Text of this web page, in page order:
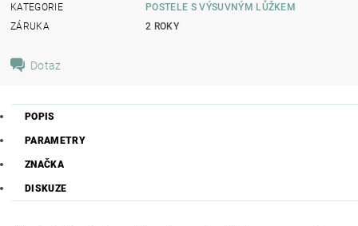
KATEGORIE
POSTELE S VÝSUVNÝM LŮŽKEM
ZÁRUKA
2 ROKY
Dotaz
POPIS
PARAMETRY
ZNAČKA
DISKUZE